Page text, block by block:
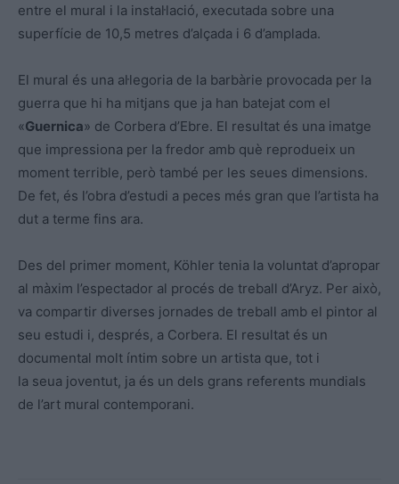
entre el mural i la instal·lació, executada sobre una
superfície de 10,5 metres d’alçada i 6 d’amplada.
El mural és una al·legoria de la barbàrie provocada per la
guerra que hi ha mitjans que ja han batejat com el
«Guernica» de Corbera d’Ebre. El resultat és una imatge
que impressiona per la fredor amb què reprodueix un
moment terrible, però també per les seues dimensions.
De fet, és l’obra d’estudi a peces més gran que l’artista ha
dut a terme fins ara.
Des del primer moment, Köhler tenia la voluntat d’apropar
al màxim l’espectador al procés de treball d’Aryz. Per això,
va compartir diverses jornades de treball amb el pintor al
seu estudi i, després, a Corbera. El resultat és un
documental molt íntim sobre un artista que, tot i
la seua joventut, ja és un dels grans referents mundials
de l’art mural contemporani.